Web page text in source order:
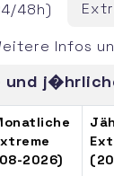
48h)
Infos
2026)